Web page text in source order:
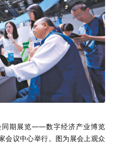
同期展览——数字经济产业博览
会议中心举行。图为展会上观众